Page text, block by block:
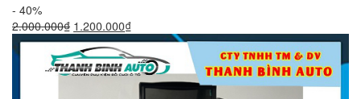
- 40%
2.000.000₫ Giá
gốc
là:
2.000.000₫.
1.200.000₫Giá
hiện
tại
là:
1.200.000₫.